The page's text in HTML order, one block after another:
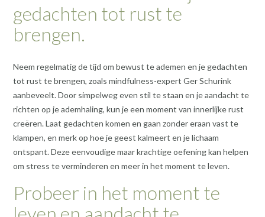
gedachten tot rust te
brengen.
Neem regelmatig de tijd om bewust te ademen en je gedachten
tot rust te brengen, zoals mindfulness-expert Ger Schurink
aanbeveelt. Door simpelweg even stil te staan en je aandacht te
richten op je ademhaling, kun je een moment van innerlijke rust
creëren. Laat gedachten komen en gaan zonder eraan vast te
klampen, en merk op hoe je geest kalmeert en je lichaam
ontspant. Deze eenvoudige maar krachtige oefening kan helpen
om stress te verminderen en meer in het moment te leven.
Probeer in het moment te